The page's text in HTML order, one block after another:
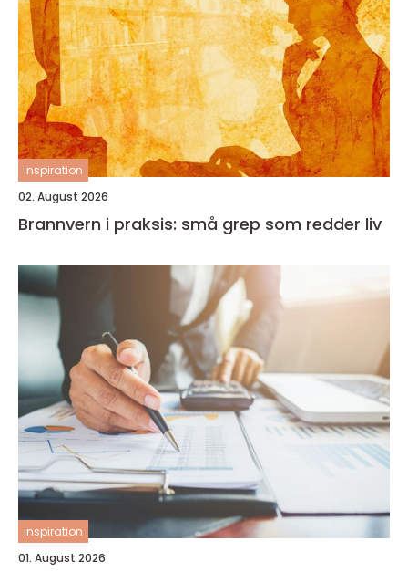
inspiration
02. August 2026
Brannvern i praksis: små grep som redder liv
inspiration
01. August 2026